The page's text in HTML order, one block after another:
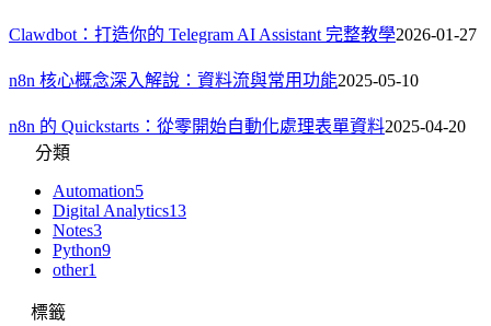
Clawdbot：打造你的 Telegram AI Assistant 完整教學2026-01-27
n8n 核心概念深入解說：資料流與常用功能2025-05-10
n8n 的 Quickstarts：從零開始自動化處理表單資料2025-04-20
分類
Automation5
Digital Analytics13
Notes3
Python9
other1
標籤